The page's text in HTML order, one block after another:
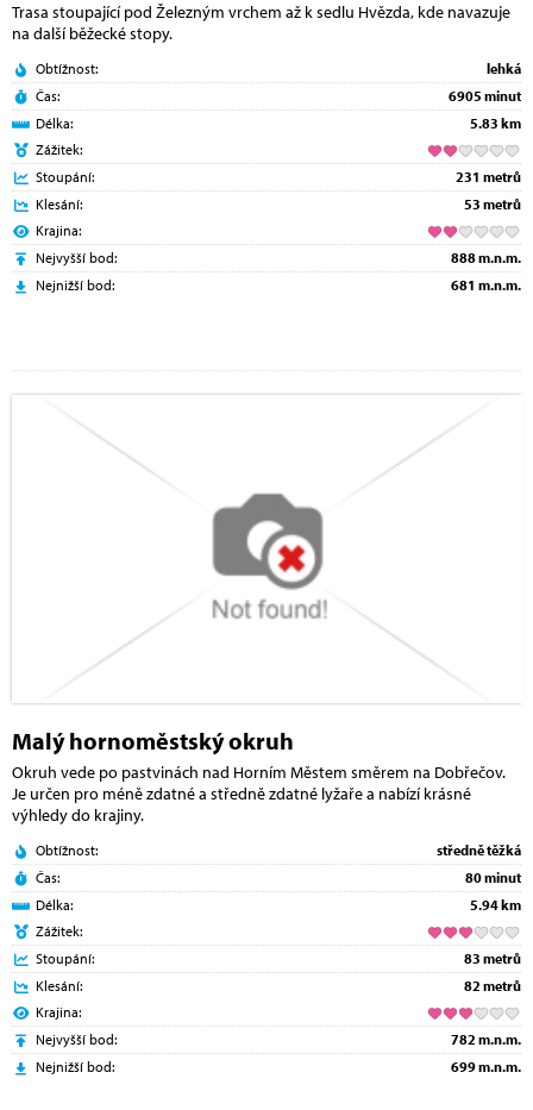
Trasa stoupající pod Železným vrchem až k sedlu Hvězda, kde navazuje
na další běžecké stopy.
Obtížnost:
lehká
Čas:
6905 minut
Délka:
5.83 km
Zážitek:
Stoupání:
231 metrů
Klesání:
53 metrů
Krajina:
Nejvyšší bod:
888 m.n.m.
Nejnižší bod:
681 m.n.m.
Malý hornoměstský okruh
Okruh vede po pastvinách nad Horním Městem směrem na Dobřečov.
Je určen pro méně zdatné a středně zdatné lyžaře a nabízí krásné
výhledy do krajiny.
Obtížnost:
středně těžká
Čas:
80 minut
Délka:
5.94 km
Zážitek:
Stoupání:
83 metrů
Klesání:
82 metrů
Krajina:
Nejvyšší bod:
782 m.n.m.
Nejnižší bod:
699 m.n.m.